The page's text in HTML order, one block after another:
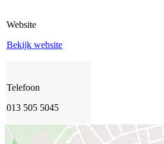
Website
Bekijk website
Telefoon
013 505 5045